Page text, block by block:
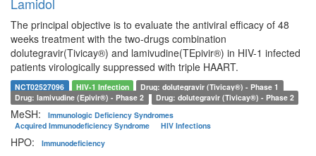
Lamidol
The principal objective is to evaluate the antiviral efficacy of 48
weeks treatment with the two-drugs combination
dolutegravir(Tivicay®) and lamivudine(TEpivir®) in HIV-1 infected
patients virologically suppressed with triple HAART.
NCT02527096 HIV-1 Infection
Drug: dolutegravir (Tivicay®) - Phase 1
Drug: lamivudine (Epivir®) - Phase 2
Drug: dolutegravir (Tivicay®) - Phase 2
MeSH:
Immunologic Deficiency Syndromes
Acquired Immunodeficiency Syndrome
HIV Infections
HPO: Immunodeficiency